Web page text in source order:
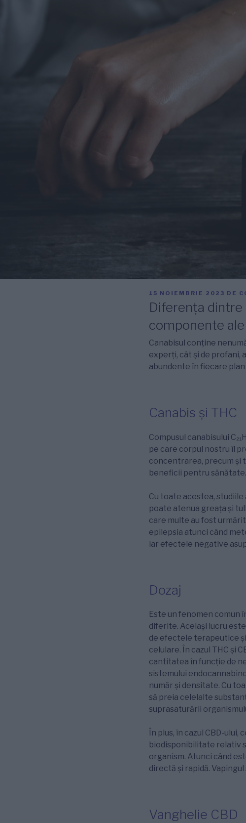
PUBLICAT
15 NOIEMBRIE 2023 DE
Diferența dintre
componente
Canabisul conține
experți, cât și de profani,
abundente în fiecare
Canabis și THC
Compusul canabisului
pe care corpul nostru îl
concentrarea, precum și
beneficii pentru sănătate.
Cu toate acestea,
poate atenua greața și
care multe au fost
epilepsia atunci când
iar efectele negative
Dozaj
Este un fenomen comun
diferite. Același lucru
de efectele terapeutice
celulare. În cazul THC și
cantitatea în funcție de
sistemului
număr și densitate. Cu
să preia celelalte
suprasaturării
În plus, în cazul CBD-
biodisponibilitate relativ
organism. Atunci când
directă și rapidă.
Vanghelie CBD